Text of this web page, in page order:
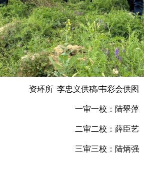
资环所 李忠义供稿/韦彩会供图
一审一校：陆翠萍
二审二校：薛臣艺
三审三校：陆炳强